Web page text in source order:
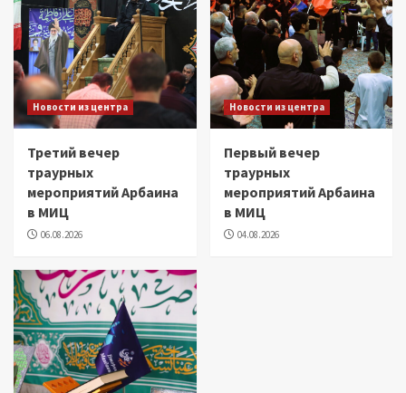
Новости из центра
Третий вечер
траурных
мероприятий Арбаина
в МИЦ
06.08.2026
Новости из центра
Первый вечер
траурных
мероприятий Арбаина
в МИЦ
04.08.2026